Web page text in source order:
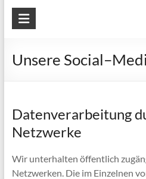
MSC
Classic
Unsere
Datenverarbeitung
Netzwerke
Wir unterhalten öffentlich
Netzwerken. Die im Einzelnen